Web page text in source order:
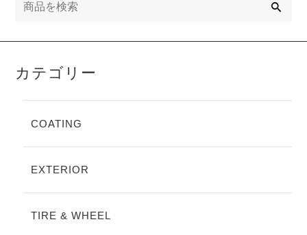
カテゴリー
COATING
EXTERIOR
TIRE & WHEEL